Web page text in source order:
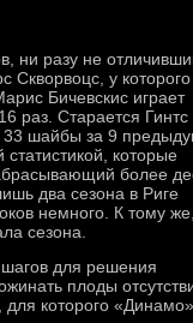
ни разу не
Скворвоцс, у
Бичевскис играет
раз. Старается Гинтс
33 шайбы за 9
которые
более
два сезона в Риге
немного. К тому же,
сезона.
шагов для решения
плоды
для которого «Динамо»